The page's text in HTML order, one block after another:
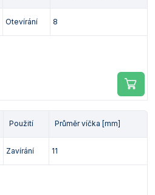
Otevírání 8
Použití Průměr víčka [mm]
Zavírání 11
a další přístroje pro
- váhy sušicí